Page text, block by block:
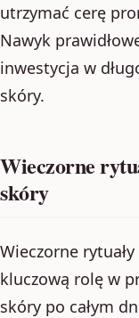
utrzymać cerę
Nawyk
inwestycja w
skóry.
Wieczorne
skóry
Wieczorne
kluczową rolę w
skóry po całym